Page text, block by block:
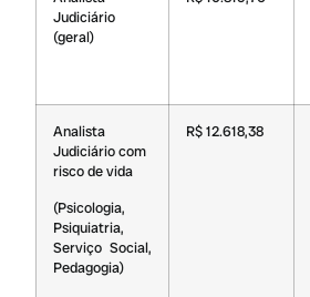
Judiciário
(geral)
Analista
Judiciário com
risco de vida
(Psicologia,
Psiquiatria,
Serviço Social,
Pedagogia)
R$ 12.618,38